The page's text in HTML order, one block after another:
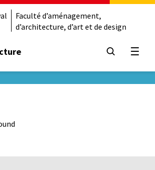
Faculté d’aménagement,
d’architecture, d’art et de design